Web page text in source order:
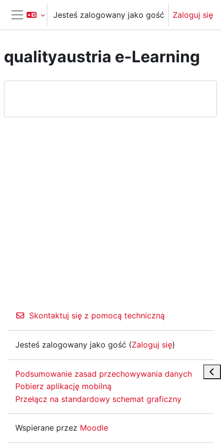
Przejdź do głównej zawartości
Panel boczny
Jesteś zalogowany jako gość Zaloguj się
qualityaustria e-Learning
Skontaktuj się z pomocą techniczną
Jesteś zalogowany jako gość (Zaloguj się)
Podsumowanie zasad przechowywania danych
Pobierz aplikację mobilną
Przełącz na standardowy schemat graficzny
Wspierane przez Moodle